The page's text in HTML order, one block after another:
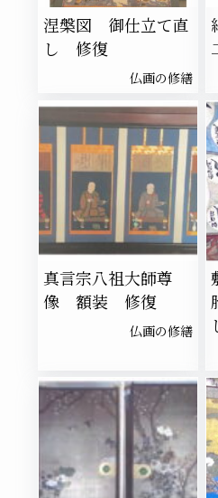
涅槃図 御仕立て直
し 修復
仏画の修繕
真言宗八祖大師尊
像 額装 修復
仏画の修繕